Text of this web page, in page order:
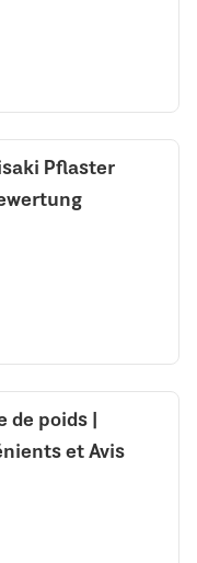
Pflaster
poids |
et Avis